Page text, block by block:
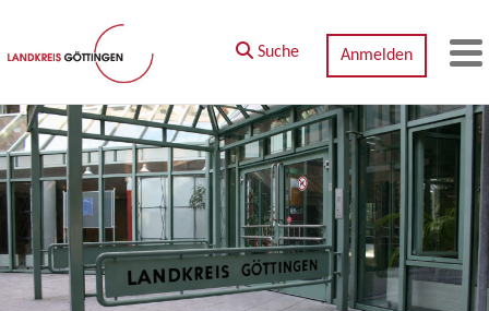
Zum Hauptinhalt springen
Suche Anmelden